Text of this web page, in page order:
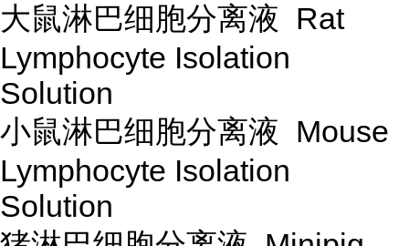
大鼠淋巴细胞分离液 Rat
Lymphocyte Isolation
Solution
小鼠淋巴细胞分离液 Mouse
Lymphocyte Isolation
Solution